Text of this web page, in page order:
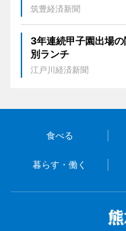
筑豊経済新聞
3年連続甲子園出場
別ランチ
江戸川経済新聞
食べる
暮らす・働く